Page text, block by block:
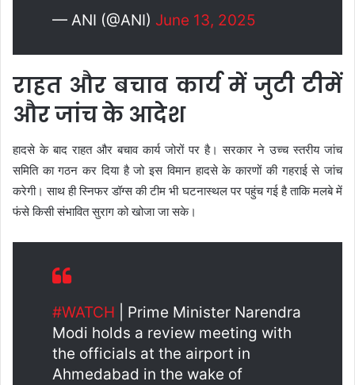
— ANI (@ANI) June 13, 2025
राहत और बचाव कार्य में जुटी टीमें
और जांच के आदेश
हादसे के बाद राहत और बचाव कार्य जोरों पर है। सरकार ने उच्च स्तरीय जांच
समिति का गठन कर दिया है जो इस विमान हादसे के कारणों की गहराई से जांच
करेगी। साथ ही स्निफर डॉग्स की टीम भी घटनास्थल पर पहुंच गई है ताकि मलबे में
फंसे किसी संभावित सुराग को खोजा जा सके।
#WATCH | Prime Minister Narendra
Modi holds a review meeting with
the officials at the airport in
Ahmedabad in the wake of